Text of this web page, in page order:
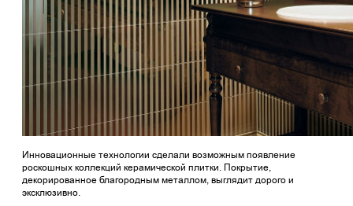
Инновационные технологии сделали возможным появление
роскошных коллекций керамической плитки. Покрытие,
декорированное благородным металлом, выглядит дорого и
эксклюзивно.